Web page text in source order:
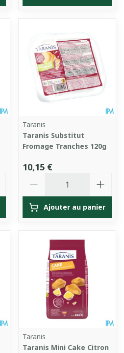
Taranis
Taranis Substitut
Fromage Tranches 120g
10,15 €
Ajouter au panier
Taranis
Taranis Mini Cake Citron